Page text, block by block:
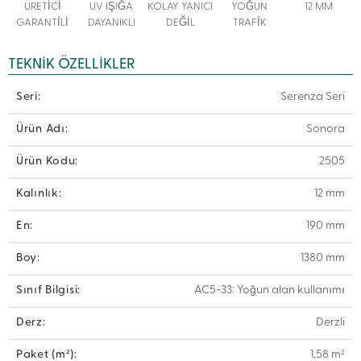
ÜRETİCİ
GARANTİLİ
UV IŞIĞA
DAYANIKLI
KOLAY YANICI
DEĞİL
YOĞUN
TRAFİK
12 MM
TEKNIK ÖZELLIKLER
Seri: Serenza Seri
Ürün Adı: Sonora
Ürün Kodu: 2505
Kalınlık: 12 mm
En: 190 mm
Boy: 1380 mm
Sınıf Bilgisi: AC5-33: Yoğun alan kullanımı
Derz: Derzli
Paket (m²): 1,58 m²